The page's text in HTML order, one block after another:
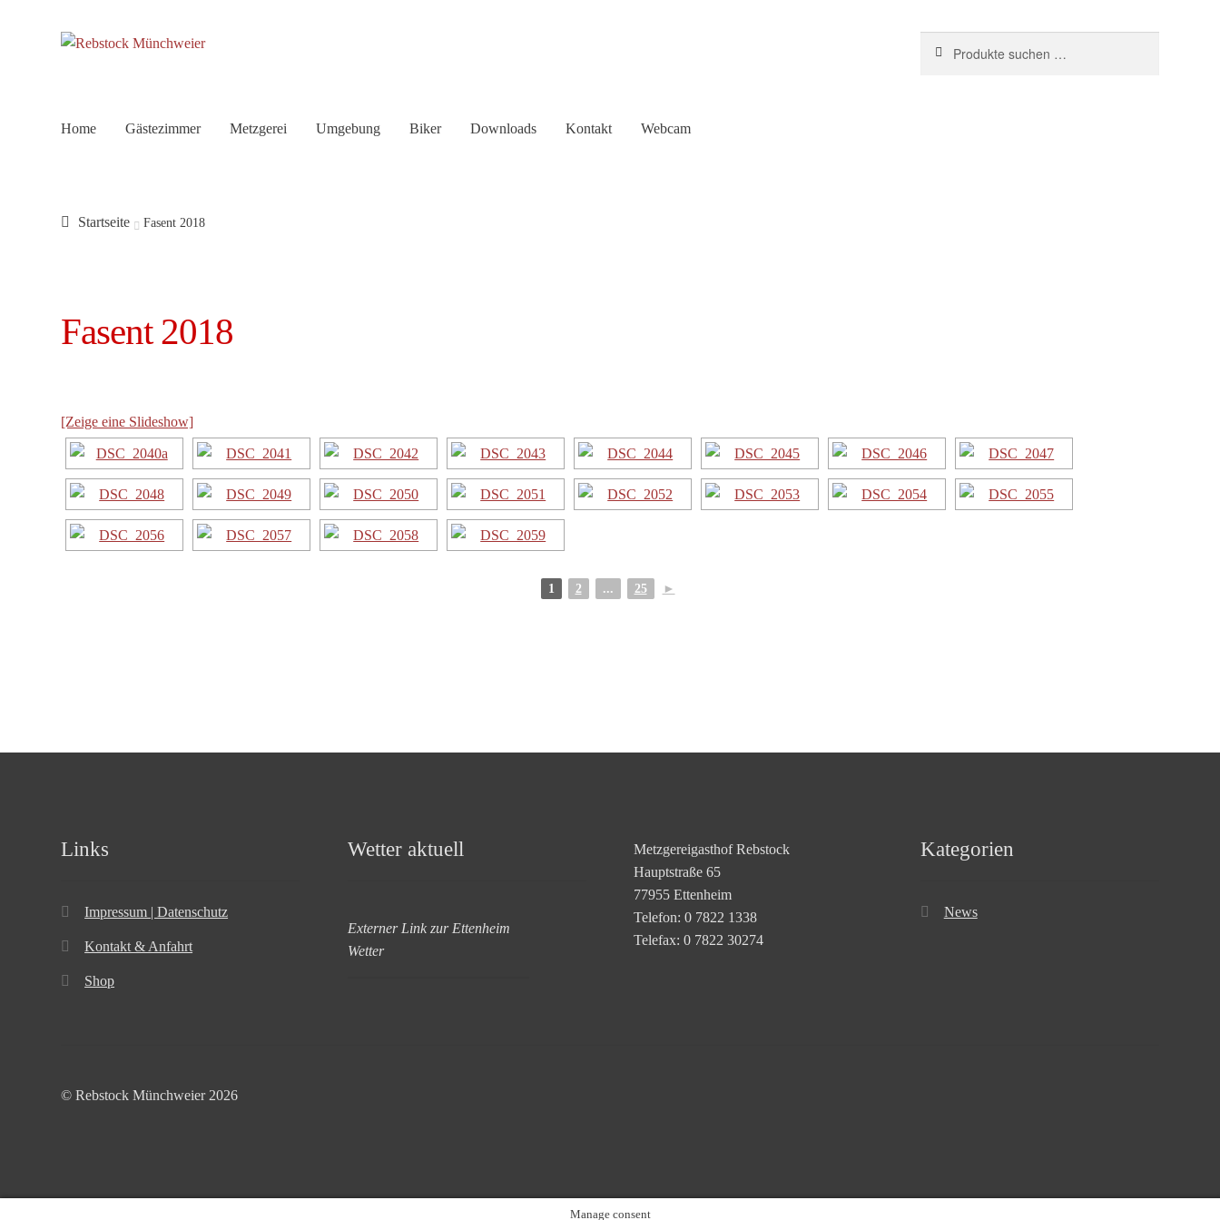
Zur
Zum
Home Gästezimmer Metzgerei Umgebung Biker Downloads Kontakt Webcam
Startseite Fasent 2018
Fasent 2018
[Zeige eine Slideshow]
1 2 ... 25 ►
Links
Impressum | Datenschutz
Kontakt & Anfahrt
Shop
Wetter aktuell
Externer Link zur Ettenheim
Wetter
Metzgereigasthof Rebstock
Hauptstraße 65
77955 Ettenheim
Telefon: 0 7822 1338
Telefax: 0 7822 30274
Kategorien
News
© Rebstock Münchweier 2026
Manage consent